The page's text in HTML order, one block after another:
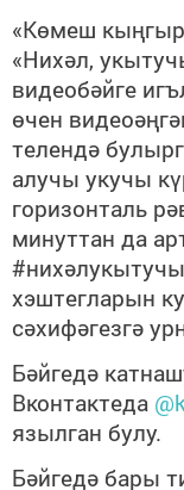
«Көмеш
«Нихәл,
видеобәйге
өчен
телендә
алучы укучы
горизонталь
минуттан да
хэштегларын
сәхифәгезгә
Бәйгедә
Вконтактеда
язылган булу.
Бәйгедә бары